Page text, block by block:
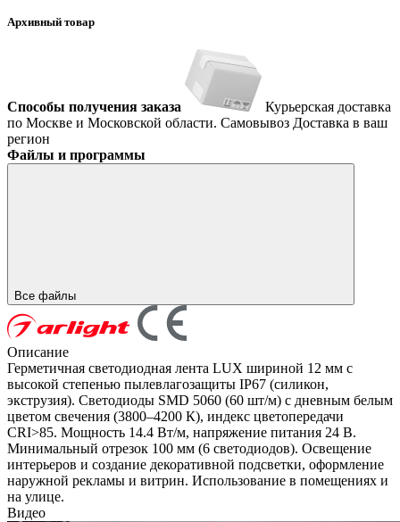
Архивный товар
Способы получения заказа
Курьерская доставка
по Москве и Московской области. Самовывоз Доставка в ваш
регион
Файлы и программы
Все файлы
Описание
Герметичная светодиодная лента LUX шириной 12 мм с
высокой степенью пылевлагозащиты IP67 (силикон,
экструзия). Светодиоды SMD 5060 (60 шт/м) с дневным белым
цветом свечения (3800–4200 К), индекс цветопередачи
CRI>85. Мощность 14.4 Вт/м, напряжение питания 24 В.
Минимальный отрезок 100 мм (6 светодиодов). Освещение
интерьеров и создание декоративной подсветки, оформление
наружной рекламы и витрин. Использование в помещениях и
на улице.
Видео